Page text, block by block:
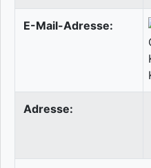
E-Mail-Adresse:
Adresse: